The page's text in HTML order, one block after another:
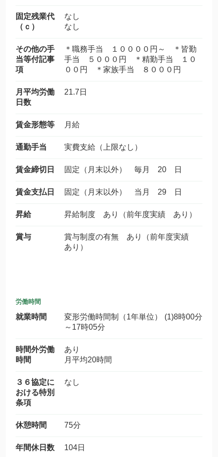
固定残業代
（ｃ）
なし
なし
その他の手
当等付記事
項
＊職務手当 １００００円～ ＊皆勤
手当 ５０００円 ＊精勤手当 １０
００円 ＊家族手当 ８０００円
月平均労働
日数
21.7日
賃金形態等 月給
通勤手当 実費支給（上限なし）
賃金締切日 固定（月末以外） 毎月 20 日
賃金支払日 固定（月末以外） 当月 29 日
昇給 昇給制度 あり（前年度実績 あり）
賞与
賞与制度の有無 あり（前年度実績
あり）
労働時間
就業時間
変形労働時間制（1年単位） (1)8時00分
～17時05分
時間外労働
時間
あり
月平均20時間
３６協定に
おける特別
条項
なし
休憩時間 75分
年間休日数 104日